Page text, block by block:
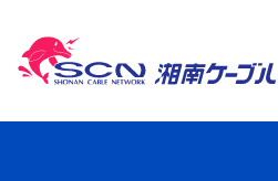
新規加入
ご検討中の方